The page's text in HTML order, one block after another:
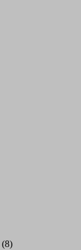
(8)